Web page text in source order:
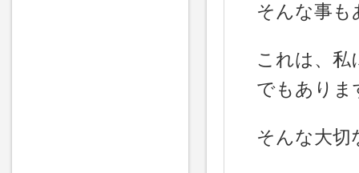
そんな事も
これは、私
でもありま
そんな大切